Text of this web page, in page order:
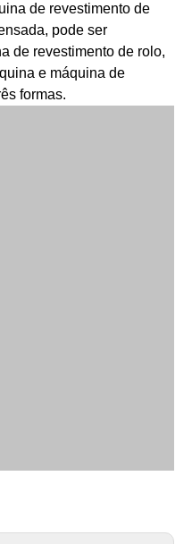
de revestimento de
pode ser
de revestimento de rolo,
e máquina de
formas.